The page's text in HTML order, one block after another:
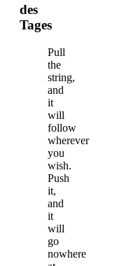
des
Tages
Pull
the
string,
and
it
will
follow
wherever
you
wish.
Push
it,
and
it
will
go
nowhere